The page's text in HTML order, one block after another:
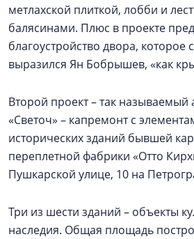
метлахской плиткой, лобби и
балясинами. Плюс в проекте
благоустройство двора, которое
выразился Ян Бобрышев, «как
Второй проект – так называемый
«Светоч» – капремонт с
исторических зданий бывшей
переплетной фабрики «Отто
Пушкарской улице, 10 на
Три из шести зданий – объекты
наследия. Общая площадь